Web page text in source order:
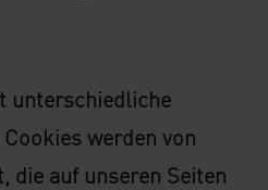
unterschiedliche
werden von
auf unseren Seiten